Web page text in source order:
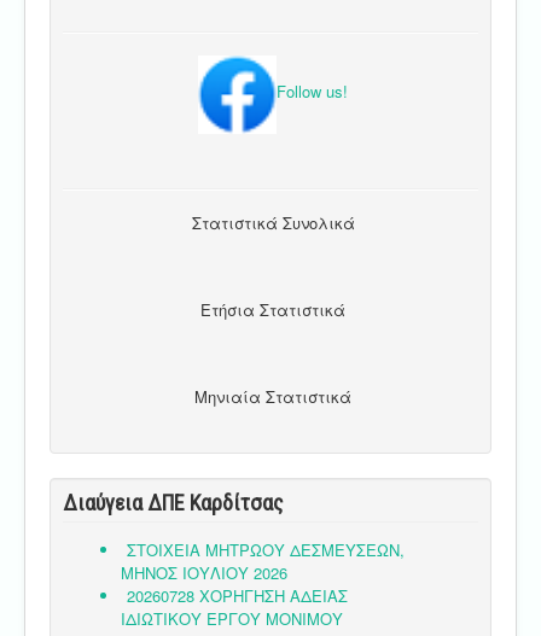
Follow us!
Στατιστικά Συνολικά
Ετήσια Στατιστικά
Μηνιαία Στατιστικά
Διαύγεια ΔΠΕ Καρδίτσας